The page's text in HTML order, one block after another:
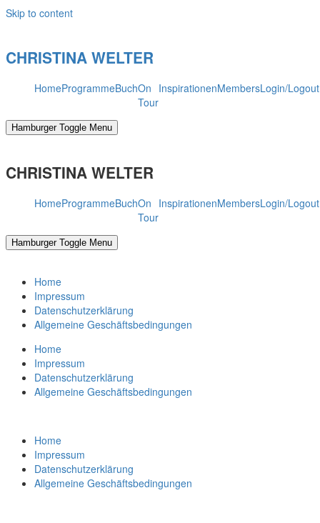
Skip to content
CHRISTINA WELTER
HomeProgrammeBuchOn
Tour
InspirationenMembersLogin/Logout
Hamburger Toggle Menu
CHRISTINA WELTER
HomeProgrammeBuchOn
Tour
InspirationenMembersLogin/Logout
Hamburger Toggle Menu
Home
Impressum
Datenschutzerklärung
Allgemeine Geschäftsbedingungen
Home
Impressum
Datenschutzerklärung
Allgemeine Geschäftsbedingungen
Home
Impressum
Datenschutzerklärung
Allgemeine Geschäftsbedingungen